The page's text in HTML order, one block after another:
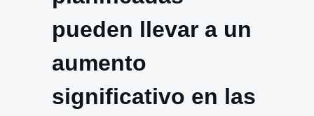
pueden llevar a un
aumento
significativo en las